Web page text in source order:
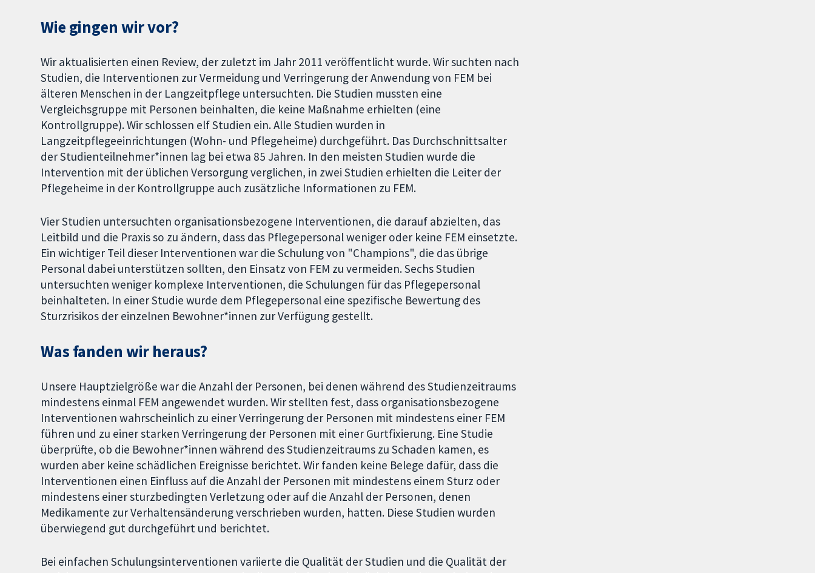
Wie gingen wir vor?
Wir aktualisierten einen Review, der zuletzt im Jahr 2011 veröffentlicht wurde. Wir suchten nach
Studien, die Interventionen zur Vermeidung und Verringerung der Anwendung von FEM bei
älteren Menschen in der Langzeitpflege untersuchten. Die Studien mussten eine
Vergleichsgruppe mit Personen beinhalten, die keine Maßnahme erhielten (eine
Kontrollgruppe). Wir schlossen elf Studien ein. Alle Studien wurden in
Langzeitpflegeeinrichtungen (Wohn- und Pflegeheime) durchgeführt. Das Durchschnittsalter
der Studienteilnehmer*innen lag bei etwa 85 Jahren. In den meisten Studien wurde die
Intervention mit der üblichen Versorgung verglichen, in zwei Studien erhielten die Leiter der
Pflegeheime in der Kontrollgruppe auch zusätzliche Informationen zu FEM.
Vier Studien untersuchten organisationsbezogene Interventionen, die darauf abzielten, das
Leitbild und die Praxis so zu ändern, dass das Pflegepersonal weniger oder keine FEM einsetzte.
Ein wichtiger Teil dieser Interventionen war die Schulung von "Champions", die das übrige
Personal dabei unterstützen sollten, den Einsatz von FEM zu vermeiden. Sechs Studien
untersuchten weniger komplexe Interventionen, die Schulungen für das Pflegepersonal
beinhalteten. In einer Studie wurde dem Pflegepersonal eine spezifische Bewertung des
Sturzrisikos der einzelnen Bewohner*innen zur Verfügung gestellt.
Was fanden wir heraus?
Unsere Hauptzielgröße war die Anzahl der Personen, bei denen während des Studienzeitraums
mindestens einmal FEM angewendet wurden. Wir stellten fest, dass organisationsbezogene
Interventionen wahrscheinlich zu einer Verringerung der Personen mit mindestens einer FEM
führen und zu einer starken Verringerung der Personen mit einer Gurtfixierung. Eine Studie
überprüfte, ob die Bewohner*innen während des Studienzeitraums zu Schaden kamen, es
wurden aber keine schädlichen Ereignisse berichtet. Wir fanden keine Belege dafür, dass die
Interventionen einen Einfluss auf die Anzahl der Personen mit mindestens einem Sturz oder
mindestens einer sturzbedingten Verletzung oder auf die Anzahl der Personen, denen
Medikamente zur Verhaltensänderung verschrieben wurden, hatten. Diese Studien wurden
überwiegend gut durchgeführt und berichtet.
Bei einfachen Schulungsinterventionen variierte die Qualität der Studien und die Qualität der